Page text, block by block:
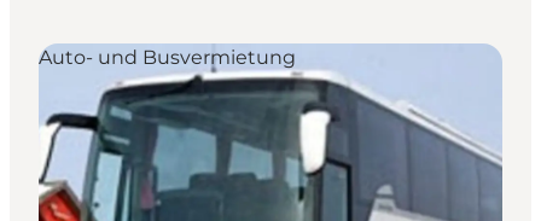
Auto- und Busvermietung